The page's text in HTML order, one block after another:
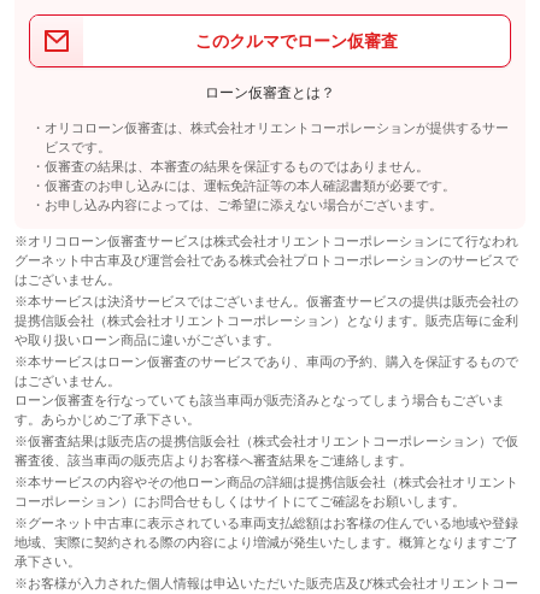
備考
の綺麗なお車で新しいカーライフをお楽しみ下さい！
基本支払総額と同じ
保証項目
修理回数・
上限金額
免責金 -
保証修理受
付先
ロードサー
ビスの有無
-
このパックの見積もり依頼（無料）
す。※人気の数字等は、抽選になることがございます。ご了承く
希望ナンバー
希望ナンバーを取得するパックです。お好きな数字・思い出の数
字をお客様の愛車にも！※一部取得出来ないナンバーもございま
ださい。
保証 基本支払総額と同じ
保証項目 -
修理回数・
上限金額
免責金 -
保証修理受
付先
ロードサー
ビスの有無
-
このパックの見積もり依頼（無料）
エンジンや、ミッション、その他機関等など有料保証にて修理致
い。初年度登録より、普通車１５年未満、１５万キロ以下、軽は
保証
[保証付]：1年1ヶ月・走行無制限
当店、又は業者にてロードサービス致します。料金等は距離、場
所にて異なります。詳しくは店頭にて直接お問い合わせ下さい。
保証項目
有料アフター保証で、万が一のトラブルも保証で修理できます、
店頭にて直接お問い合わせください。車両購入時のみ加入出来ま
す。一部加入出来ない車両、条件等あります（外部保証会社）
修理回数・
上限金額
無制限。車両本体価格。
補償内容プランは詳しくは店頭にて。車種区分別プラン等ご用意
しております。設定された上限金額に足した時点にて失効と成り
ます。５０万円以下の車両本体は修理金額上限５０万円。免責期
間２０日免責金３８５０円
免責金
有り
明らかにお客様の過失等による破損等が見受けられる場合は一部
修理代金をお支払いいただく場合がございます。消耗品等の保証
は致しかねます。店頭にて直接お問い合わせ下さい。免責期間２
０日免責金３８５０円
保証修理受
付先
提携先整備工場、又は当店指定の工場等
ロードサー
ビスの有無
有り
このクルマでローン仮審査
ローン仮審査とは？
オリコローン仮審査は、株式会社オリエントコーポレーションが提供するサー
ビスです。
仮審査の結果は、本審査の結果を保証するものではありません。
仮審査のお申し込みには、運転免許証等の本人確認書類が必要です。
お申し込み内容によっては、ご希望に添えない場合がございます。
※オリコローン仮審査サービスは株式会社オリエントコーポレーションにて行なわれ
グーネット中古車及び運営会社である株式会社プロトコーポレーションのサービスで
はございません。
※本サービスは決済サービスではございません。仮審査サービスの提供は販売会社の
提携信販会社（株式会社オリエントコーポレーション）となります。販売店毎に金利
や取り扱いローン商品に違いがございます。
※本サービスはローン仮審査のサービスであり、車両の予約、購入を保証するもので
はございません。
ローン仮審査を行なっていても該当車両が販売済みとなってしまう場合もございま
す。あらかじめご了承下さい。
※仮審査結果は販売店の提携信販会社（株式会社オリエントコーポレーション）で仮
審査後、該当車両の販売店よりお客様へ審査結果をご連絡します。
※本サービスの内容やその他ローン商品の詳細は提携信販会社（株式会社オリエント
コーポレーション）にお問合せもしくはサイトにてご確認をお願いします。
※グーネット中古車に表示されている車両支払総額はお客様の住んでいる地域や登録
地域、実際に契約される際の内容により増減が発生いたします。概算となりますご了
承下さい。
※お客様が入力された個人情報は申込いただいた販売店及び株式会社オリエントコー